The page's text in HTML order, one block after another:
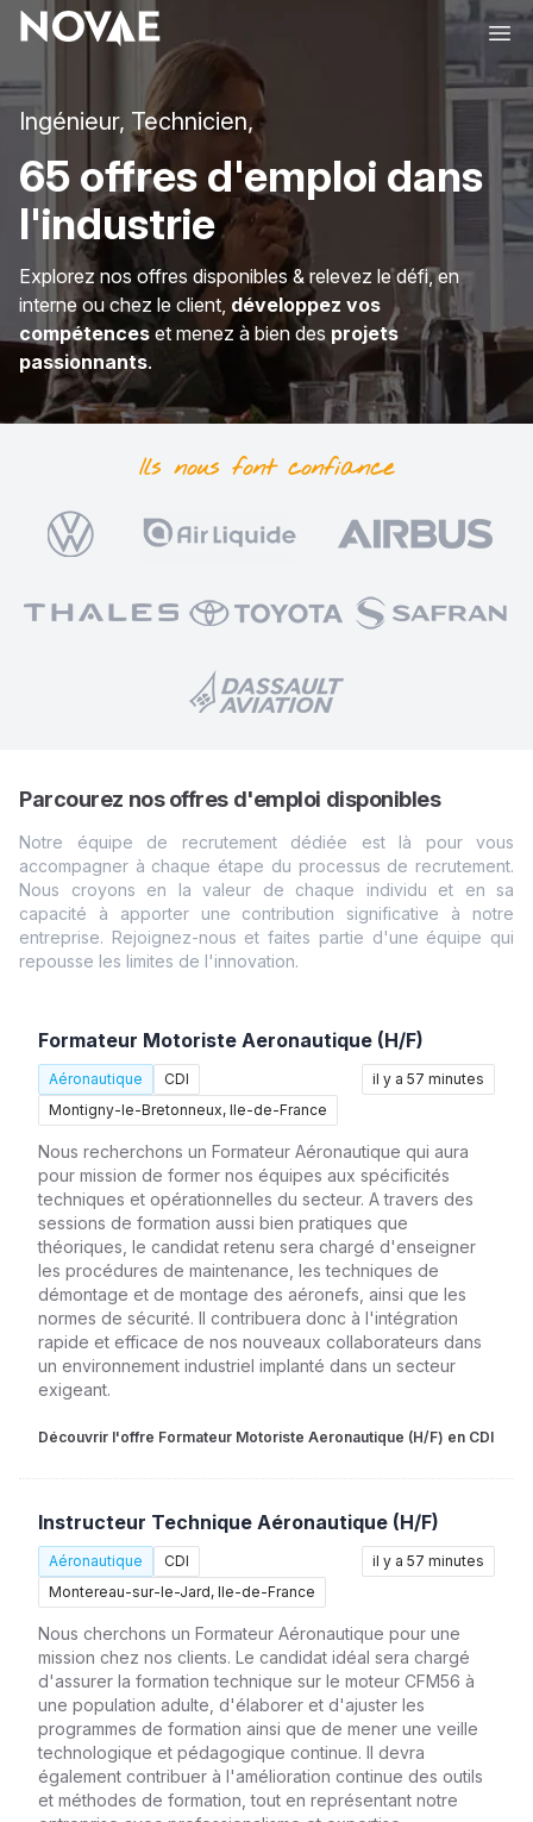
Ingénieur, Technicien,
65 offres d'emploi dans
l'industrie
Explorez nos offres disponibles & relevez le défi, en
interne ou chez le client, développez vos
compétences et menez à bien des projets
passionnants.
Ils nous fontconfiance
Parcourez nos offres d'emploi disponibles
Notre équipe de recrutement dédiée est là pour vous
accompagner à chaque étape du processus de recrutement.
Nous croyons en la valeur de chaque individu et en sa
capacité à apporter une contribution significative à notre
entreprise. Rejoignez-nous et faites partie d'une équipe qui
repousse les limites de l'innovation.
Formateur Motoriste Aeronautique (H/F)
Aéronautique
CDI
Montigny-le-Bretonneux, Ile-de-France
il y a 57 minutes
Nous recherchons un Formateur Aéronautique qui aura
pour mission de former nos équipes aux spécificités
techniques et opérationnelles du secteur. A travers des
sessions de formation aussi bien pratiques que
théoriques, le candidat retenu sera chargé d'enseigner
les procédures de maintenance, les techniques de
démontage et de montage des aéronefs, ainsi que les
normes de sécurité. Il contribuera donc à l'intégration
rapide et efficace de nos nouveaux collaborateurs dans
un environnement industriel implanté dans un secteur
exigeant.
Découvrir l'offre Formateur Motoriste Aeronautique (H/F) en CDI
Instructeur Technique Aéronautique (H/F)
Aéronautique
CDI
Montereau-sur-le-Jard, Ile-de-France
il y a 57 minutes
Nous cherchons un Formateur Aéronautique pour une
mission chez nos clients. Le candidat idéal sera chargé
d'assurer la formation technique sur le moteur CFM56 à
une population adulte, d'élaborer et d'ajuster les
programmes de formation ainsi que de mener une veille
technologique et pédagogique continue. Il devra
également contribuer à l'amélioration continue des outils
et méthodes de formation, tout en représentant notre